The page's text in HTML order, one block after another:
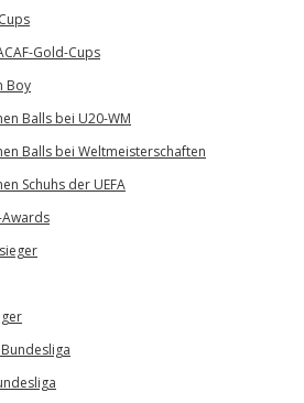
Gold-Cups
Boy
Balls bei U20-WM
Balls bei Weltmeisterschaften
Schuhs der UEFA